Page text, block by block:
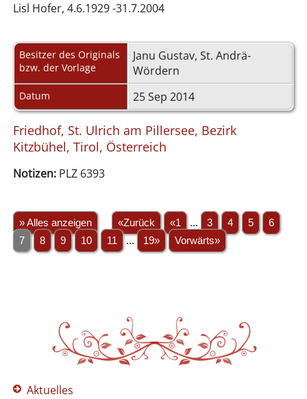
Lisl Hofer, 4.6.1929 -31.7.2004
Besitzer des Originals
bzw. der Vorlage
Janu Gustav, St. Andrä-
Wördern
Datum 25 Sep 2014
Friedhof, St. Ulrich am Pillersee, Bezirk
Kitzbühel, Tirol, Österreich
Notizen:PLZ 6393
» Alles anzeigen «Zurück «1 ... 3 4 5
6
7
8 9 10 11 ... 19» Vorwärts»
Aktuelles